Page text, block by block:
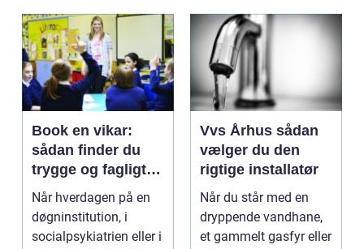
Book en vikar:
sådan finder du
trygge og fagligt
stærke løsninger
Når hverdagen på en
døgninstitution, i
socialpsykiatrien eller i
Vvs Århus sådan
vælger du den
rigtige installatør
Når du står med en
dryppende vandhane,
et gammelt gasfyr eller